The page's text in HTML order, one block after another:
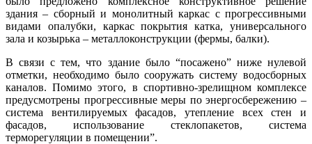
здания – сборный и монолитный каркас с прогрессивными
видами опалубки, каркас покрытия катка, универсального
зала и козырька – металлоконструкции (фермы, балки).
В связи с тем, что здание было “посажено” ниже нулевой
отметки, необходимо было сооружать систему водосборных
каналов. Помимо этого, в спортивно-зрелищном комплексе
предусмотрены прогрессивные меры по энергосбережению –
система вентилируемых фасадов, утепление всех стен и
фасадов, использование стеклопакетов, система
терморегуляции в помещении”.